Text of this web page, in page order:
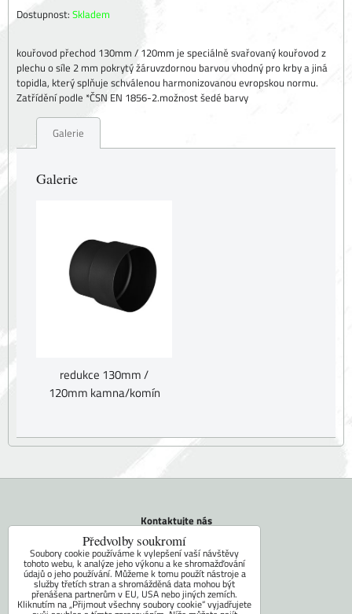
Dostupnost: Skladem
kouřovod přechod 130mm / 120mm je speciálně svařovaný kouřovod z
plechu o síle 2 mm pokrytý žáruvzdornou barvou vhodný pro krby a jiná
topidla, který splňuje schválenou harmonizovanou evropskou normu.
Zatřídění podle *ČSN EN 1856-2.možnost šedé barvy
Galerie
Galerie
redukce 130mm /
120mm kamna/komín
Kontaktujte nás
Tel.: +420 604 742 971
E-mail:faram@ceskakamna.cz
Doprava
Obchodní podmínky
Předvolby soukromí
Soubory cookie používáme k vylepšení vaší návštěvy
tohoto webu, k analýze jeho výkonu a ke shromažďování
údajů o jeho používání. Můžeme k tomu použít nástroje a
služby třetích stran a shromážděná data mohou být
přenášena partnerům v EU, USA nebo jiných zemích.
Kliknutím na „Přijmout všechny soubory cookie“ vyjadřujete